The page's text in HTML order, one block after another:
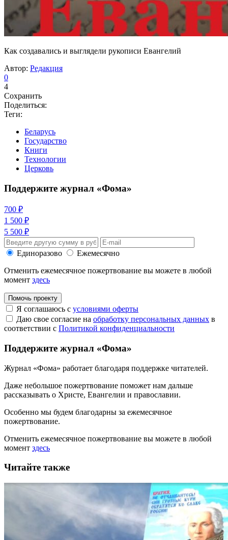
Как создавались и выглядели рукописи Евангелий
Автор: Редакция
0
4
Сохранить
Поделиться:
Теги:
Беларусь
Государство
Книги
Технологии
Церковь
Поддержите журнал «Фома»
700 ₽
1 500 ₽
5 500 ₽
Единоразово
Ежемесячно
Отменить ежемесячное пожертвование вы можете в любой
момент здесь
Помочь проекту
Я соглашаюсь с условиями оферты
Даю свое согласие на обработку персональных данных в
соответствии с Политикой конфиденциальности
Поддержите журнал «Фома»
Журнал «Фома» работает благодаря поддержке читателей.
Даже небольшое пожертвование поможет нам дальше
рассказывать о Христе, Евангелии и православии.
Особенно мы будем благодарны за ежемесячное
пожертвование.
Отменить ежемесячное пожертвование вы можете в любой
момент здесь
Читайте также